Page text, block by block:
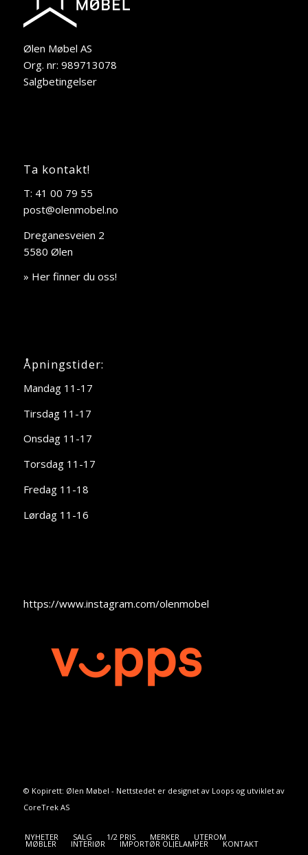
Ølen Møbel AS
Org. nr: 989713078
Salgbetingelser
Ta kontakt!
T: 41 00 79 55
post@olenmobel.no
Dreganesveien 2
5580 Ølen
» Her finner du oss!
Åpningstider:
Mandag 11-17
Tirsdag 11-17
Onsdag 11-17
Torsdag 11-17
Fredag 11-18
Lørdag 11-16
https://www.instagram.com/olenmobel
© Kopirett: Ølen Møbel - Nettstedet er designet av Loopsog utviklet av
CoreTrek AS
NYHETER SALG 1/2 PRIS MERKER UTEROM
MØBLER INTERIØR IMPORTØR OLJELAMPER KONTAKT